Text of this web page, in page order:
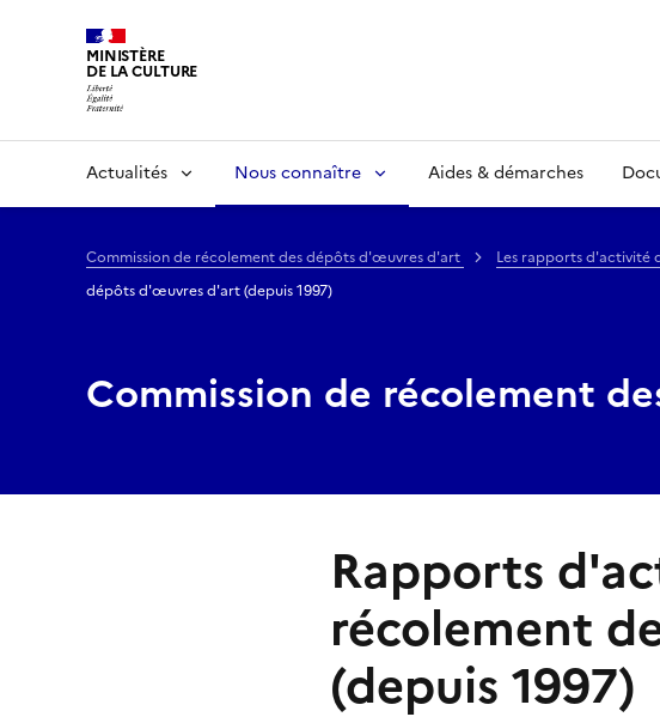
MINISTÈRE
DE LA CULTURE
Actualités Nous connaître Aides & démarches
Commission de récolement des dépôts d'œuvres d'art Les rapports d'activité
dépôts d'œuvres d'art (depuis 1997)
Commission de récolement
Rapports
récolement
(depuis 1997)